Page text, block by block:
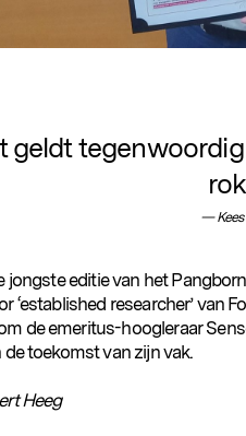
geldt
jongste editie van het
‘established researcher’ van
de emeritus-hoogleraar
de toekomst van zijn vak.
Heeg